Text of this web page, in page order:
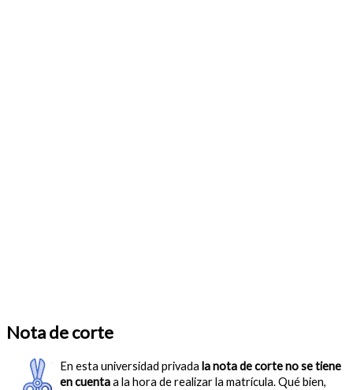
Nota de corte
En esta universidad privada la nota de corte no se tiene
en cuentaa la hora de realizar la matrícula. Qué bien,